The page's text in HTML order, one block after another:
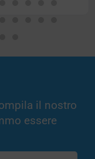
il nostro
essere